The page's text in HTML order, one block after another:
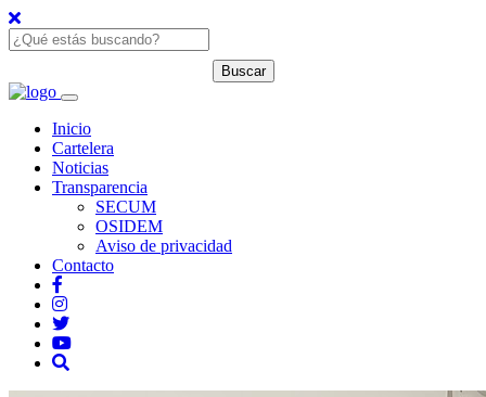
Inicio
Cartelera
Noticias
Transparencia
SECUM
OSIDEM
Aviso de privacidad
Contacto